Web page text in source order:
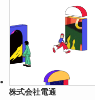
株式会社電通